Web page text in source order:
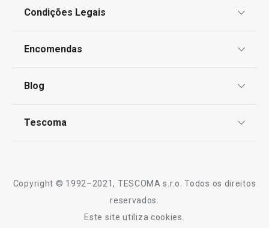
Condições Legais
Livro de Reclamações
Encomendas
Perguntas Frequentes
Blog
Tescoma
Copyright © 1992–2021, TESCOMA s.r.o. Todos os direitos
reservados.
Este site utiliza cookies.